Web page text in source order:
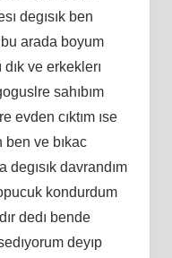
degısık ben
arada boyum
dık ve erkeklerı
sahıbım
evden cıktım ıse
ben ve bıkac
davrandım
kondurdum
dedı bende
deyıp